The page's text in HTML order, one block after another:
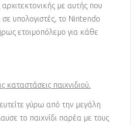
με αυτής που
σε υπολογιστές, το Nintendo
ετοιμοπόλεμο για κάθε
καταστάσεις παιχνιδιού.
γύρω από την μεγάλη
το παιχνίδι παρέα με τους